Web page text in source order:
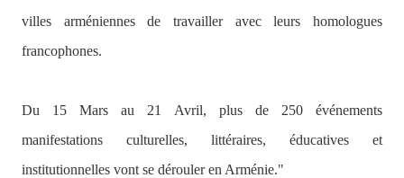
villes arméniennes de travailler avec leurs homologues
francophones.
Du 15 Mars au 21 Avril, plus de 250 événements
manifestations culturelles, littéraires, éducatives et
institutionnelles vont se dérouler en Arménie."